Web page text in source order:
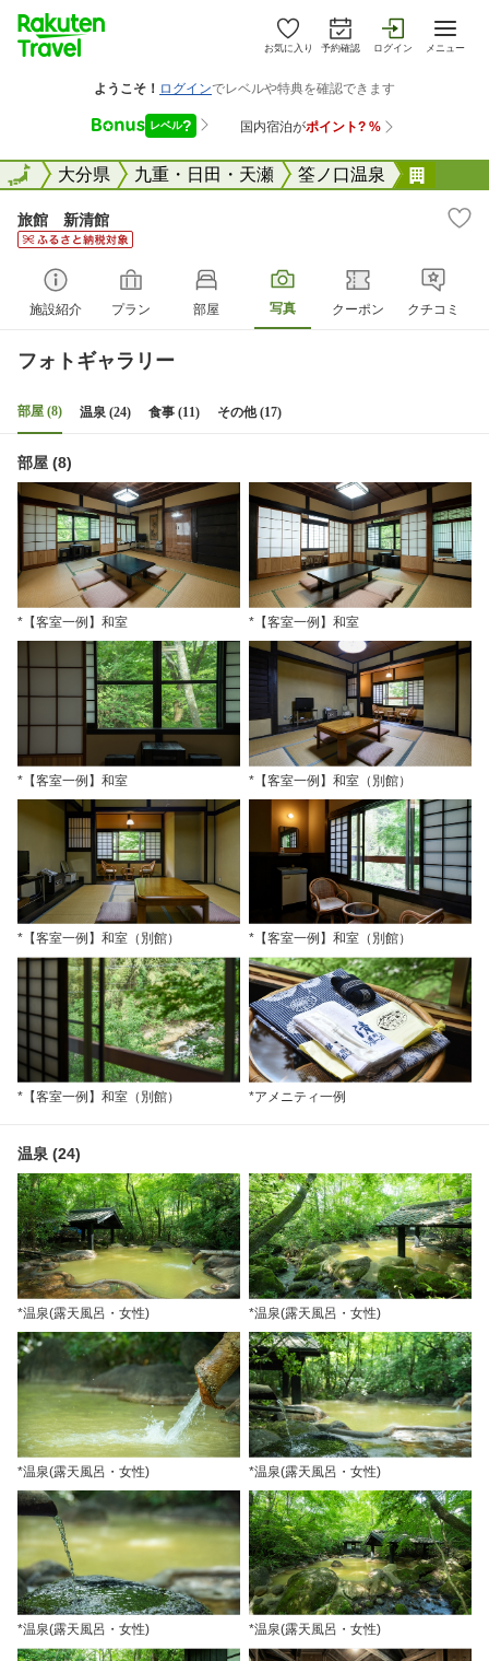
お気に入り 予約確認 ログイン メニュー
全国大分県 九重・日田・天瀬 筌ノ口温泉
全国
旅館 新清館
施設紹介 プラン 部屋 写真 クーポン クチコミ
フォトギャラリー
部屋 (8) 温泉 (24) 食事 (11) その他 (17)
部屋 (8)
*【客室一例】和室 *【客室一例】和室
*【客室一例】和室 *【客室一例】和室（別館）
*【客室一例】和室（別館） *【客室一例】和室（別館）
*【客室一例】和室（別館） *アメニティ一例
温泉 (24)
*温泉(露天風呂・女性) *温泉(露天風呂・女性)
*温泉(露天風呂・女性) *温泉(露天風呂・女性)
*温泉(露天風呂・女性) *温泉(露天風呂・女性)